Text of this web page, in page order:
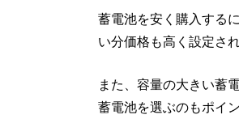
蓄電池を安く購入する
い分価格も高く設定さ
また、容量の大きい蓄
蓄電池を選ぶのもポイ